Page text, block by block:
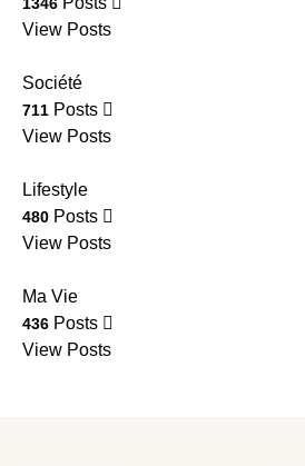
View Posts
Société
711 Posts
View Posts
Lifestyle
480 Posts
View Posts
Ma Vie
436 Posts
View Posts